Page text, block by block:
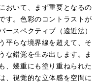
おいて、まず重要となるの
す。色彩のコントラストが
スペクティブ（遠近法）
平らな境界線を超えて、そ
な錯覚を生み出します。ま
、幾重にも塗り重ねられた
、視覚的な立体感を空間に